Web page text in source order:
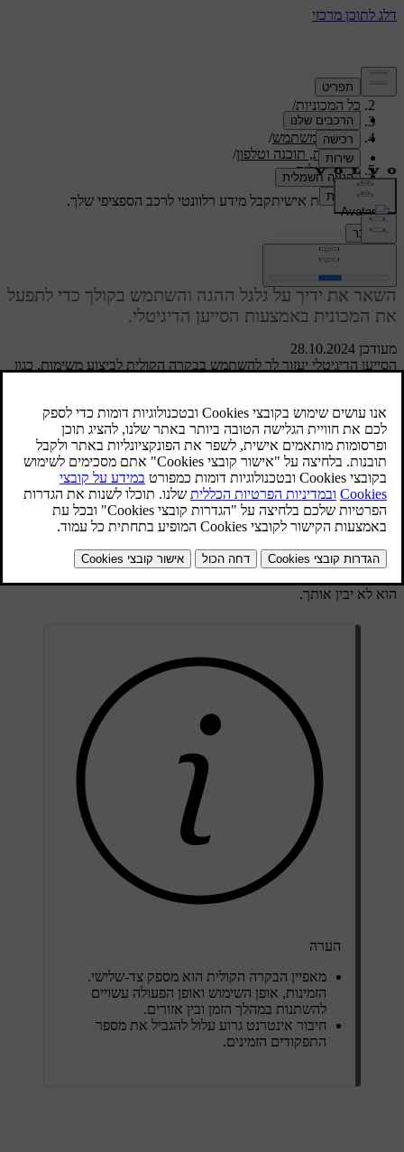
תמיכה/
כל המכוניות/
S60 2024
/
מדריך למשתמש/
תצוגות, תוכנה וטלפון/
בקרה קולית
תמיכה מותאמת אישיתקבל מידע רלוונטי לרכב הספציפי שלך.
התחבר
מעודכן 28.10.2024
בקרה קולית
השאר את ידיך על גלגל ההגה והשתמש בקולך כדי לתפעל
את המכונית באמצעות הסייען הדיגיטלי.
הסייען הדיגיטלי יעזור לך להשתמש בבקרה הקולית לביצוע משימות, כגון
נגן מדיה
טלפון
ניווט
בקרת אקלים
דיבור לסייען הדיגיטלי
ספציפיות כלשהן כדי להשתמש בו. ניתן לבקש דבר כלשהו מהסייען והוא
הוא לא יבין אותך.
הערה
מאפיין הבקרה הקולית הוא מספק צד-שלישי.
הזמינות, אופן השימוש ואופן הפעולה עשויים
להשתנות במהלך הזמן ובין אזורים.
חיבור אינטרנט גרוע עלול להגביל את מספר
התפקודים הזמינים.